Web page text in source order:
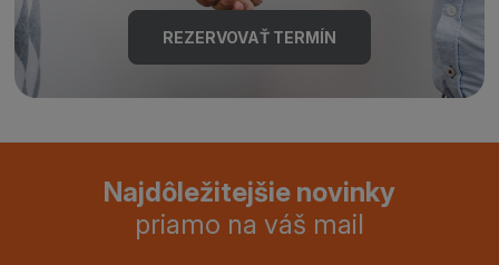
REZERVOVAŤ TERMÍN
Najdôležitejšie novinky
priamo na váš mail